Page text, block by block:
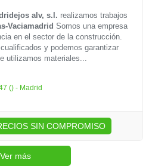
alv, s.l. realizamos trabajos
Vaciamadrid Somos una empresa
en el sector de la construcción.
y podemos garantizar
utilizamos materiales...
() - Madrid
SIN COMPROMISO
Ver más